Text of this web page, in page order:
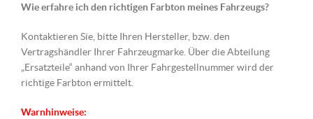
Wie erfahre ich den richtigen Farbton meines Fahrzeugs?
Kontaktieren Sie, bitte Ihren Hersteller, bzw. den
Vertragshändler Ihrer Fahrzeugmarke. Über die Abteilung
„Ersatzteile“ anhand von Ihrer Fahrgestellnummer wird der
richtige Farbton ermittelt.
Warnhinweise: